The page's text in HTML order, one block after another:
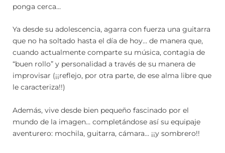
ponga cerca…
Ya desde su adolescencia, agarra con fuerza una guitarra
que no ha soltado hasta el día de hoy… de manera que,
cuando actualmente comparte su música, contagia de
“buen rollo” y personalidad a través de su manera de
improvisar (¡¡reflejo, por otra parte, de ese alma libre que
le caracteriza!!)
Además, vive desde bien pequeño fascinado por el
mundo de la imagen… completándose así su equipaje
aventurero: mochila, guitarra, cámara… ¡¡y sombrero!!